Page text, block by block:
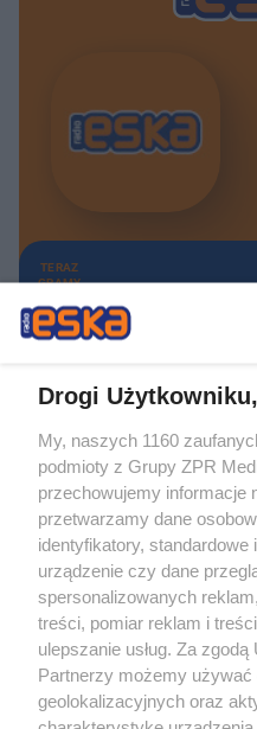
TERAZ
GRAMY
Żaden utwór zamieszczony w
rozpowszechniany lub dalej
tym także elektroniczny lub
eksploatacji w jakiejkolwiek formie,
bez pisemnej zgody właściciela
wykorzystanie utworów w całości
bez właściwej zgody, jest
prawnie.
Drogi Użytkowniku,
My, naszych 1160
podmioty z Grupy ZPR
przechowujemy informacje
przetwarzamy dane
identyfikatory, standardowe
urządzenie czy dane
spersonalizowanych
treści, pomiar reklam i
ulepszanie usług. Za
Partnerzy możemy używać
geolokalizacyjnych oraz